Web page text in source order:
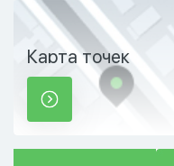
Карта точек